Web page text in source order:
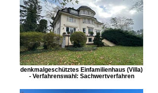
denkmalgeschütztes Einfamilienhaus (Villa)
- Verfahrenswahl: Sachwertverfahren